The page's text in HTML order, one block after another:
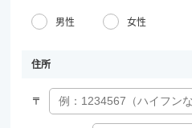
男性 女性
住所
〒